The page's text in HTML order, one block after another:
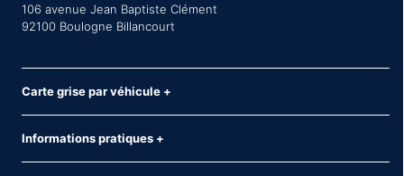
106 avenue Jean Baptiste Clément
92100 Boulogne Billancourt
Carte grise par véhicule +
Informations pratiques +